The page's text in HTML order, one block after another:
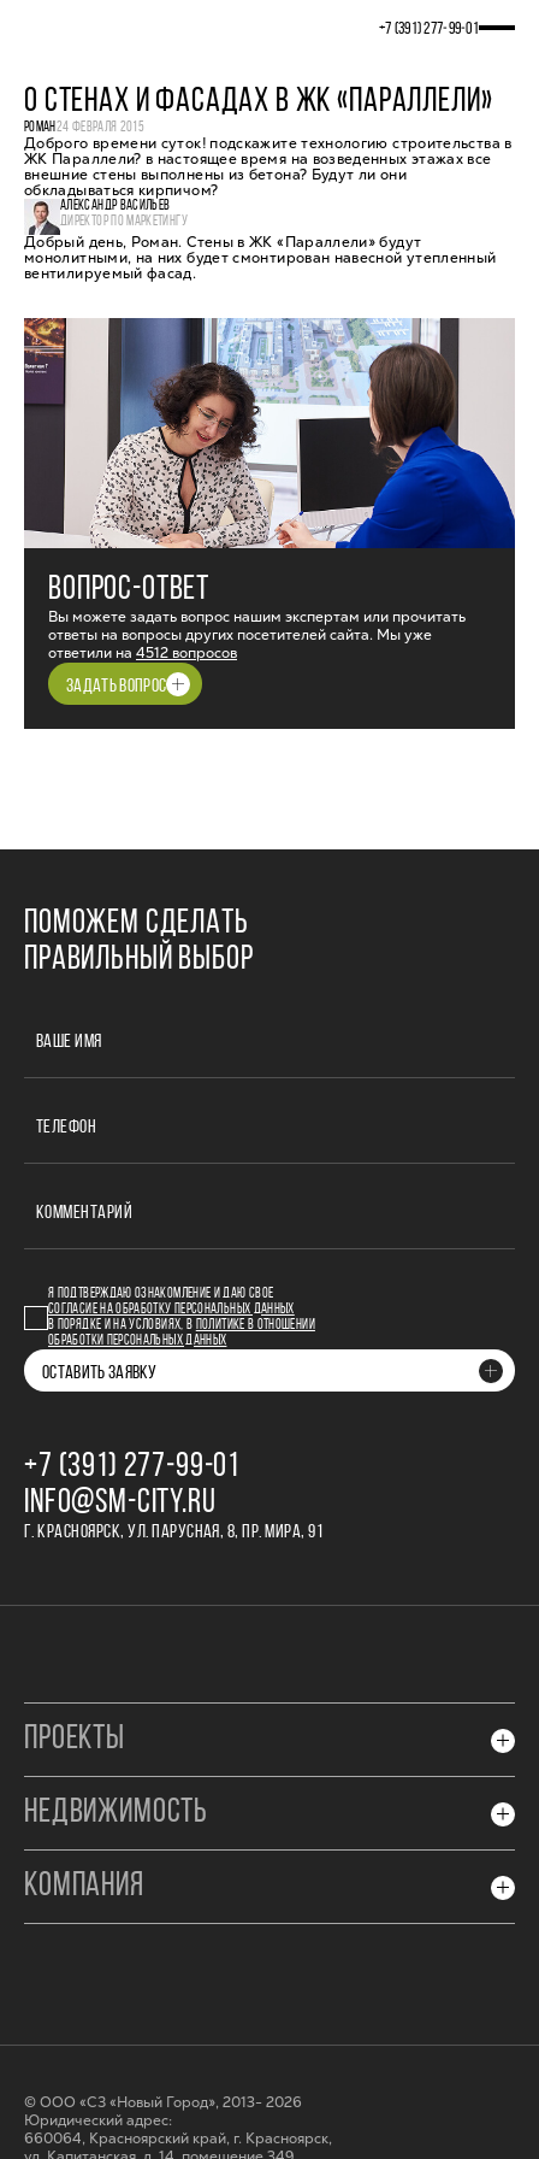
+7 (391) 277‒99‒01
О СТЕНАХ И ФАСАДАХ В ЖК «ПАРАЛЛЕЛИ»
РОМАН24 ФЕВРАЛЯ 2015
Доброго времени суток! подскажите технологию строительства в
ЖК Параллели? в настоящее время на возведенных этажах все
внешние стены выполнены из бетона? Будут ли они
обкладываться кирпичом?
АЛЕКСАНДР ВАСИЛЬЕВ
ДИРЕКТОР ПО МАРКЕТИНГУ
Добрый день, Роман. Стены в ЖК «Параллели» будут
монолитными, на них будет смонтирован навесной утепленный
вентилируемый фасад.
ВОПРОС-ОТВЕТ
Вы можете задать вопрос нашим экспертам или прочитать
ответы на вопросы других посетителей сайта. Мы уже
ответили на 4512 вопросов
ЗАДАТЬ ВОПРОС
ПОМОЖЕМ СДЕЛАТЬ
ПРАВИЛЬНЫЙ ВЫБОР
ВАШЕ ИМЯ
ТЕЛЕФОН
КОММЕНТАРИЙ
Я ПОДТВЕРЖДАЮ ОЗНАКОМЛЕНИЕ И ДАЮ СВОЕ
СОГЛАСИЕ НА ОБРАБОТКУ ПЕРСОНАЛЬНЫХ ДАННЫХ
В ПОРЯДКЕ И НА УСЛОВИЯХ, В
ПОЛИТИКЕ В ОТНОШЕНИИ
ОБРАБОТКИ ПЕРСОНАЛЬНЫХ ДАННЫХ
ОСТАВИТЬ ЗАЯВКУ
+7 (391) 277‒99‒01
INFO@SM-CITY.RU
Г. КРАСНОЯРСК, УЛ. ПАРУСНАЯ, 8, ПР. МИРА, 91
ПРОЕКТЫ
НЕДВИЖИМОСТЬ
КОМПАНИЯ
© ООО «СЗ «Новый Город», 2013- 2026
Юридический адрес:
660064, Красноярский край, г. Красноярск,